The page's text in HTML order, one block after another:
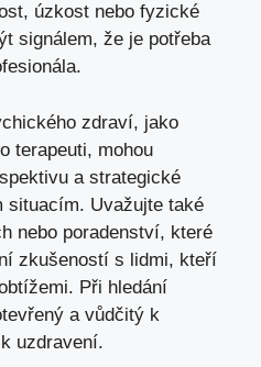
úzkost nebo fyzické
signálem, že je potřeba
zdraví, jako
terapeuti, mohou
a strategické
situacím. Uvažujte také
nebo poradenství, které
zkušeností s lidmi, kteří
Při hledání
a vůdčitý k
uzdravení.